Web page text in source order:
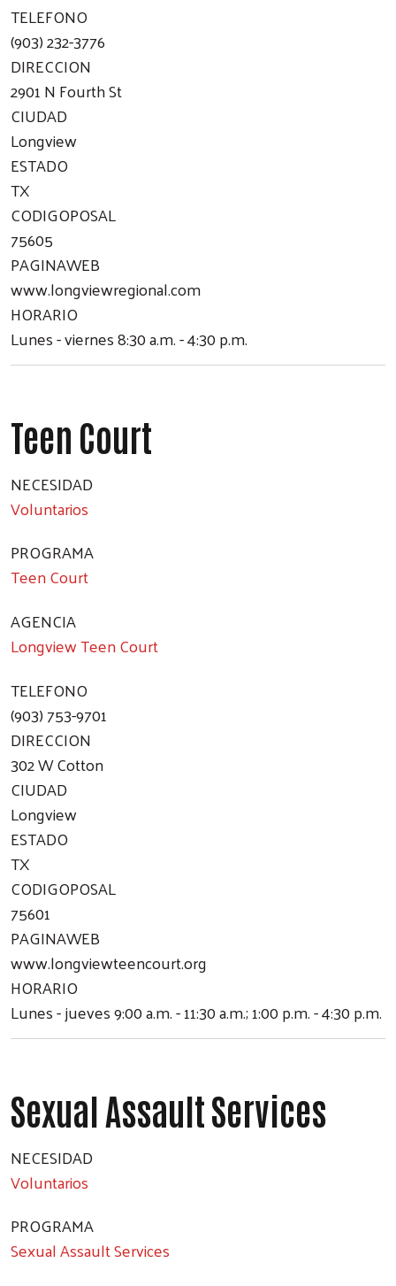
TELEFONO
(903) 232-3776
DIRECCION
2901 N Fourth St
CIUDAD
Longview
ESTADO
TX
CODIGOPOSAL
75605
PAGINAWEB
www.longviewregional.com
HORARIO
Lunes - viernes 8:30 a.m. - 4:30 p.m.
Teen Court
NECESIDAD
Voluntarios
PROGRAMA
Teen Court
AGENCIA
Longview Teen Court
TELEFONO
(903) 753-9701
DIRECCION
302 W Cotton
CIUDAD
Longview
ESTADO
TX
CODIGOPOSAL
75601
PAGINAWEB
www.longviewteencourt.org
HORARIO
Lunes - jueves 9:00 a.m. - 11:30 a.m.; 1:00 p.m. - 4:30 p.m.
Sexual Assault Services
NECESIDAD
Voluntarios
PROGRAMA
Sexual Assault Services